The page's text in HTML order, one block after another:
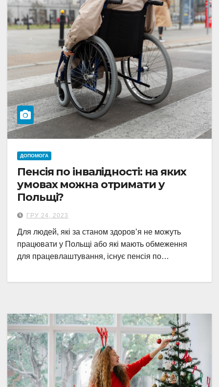
ДОПОМОГА
Пенсія по інвалідності: на яких
умовах можна отримати у
Польщі?
ГРУ 24, 2023
Для людей, які за станом здоровʼя не можуть
працювати у Польщі або які мають обмеження
для працевлаштування, існує пенсія по…